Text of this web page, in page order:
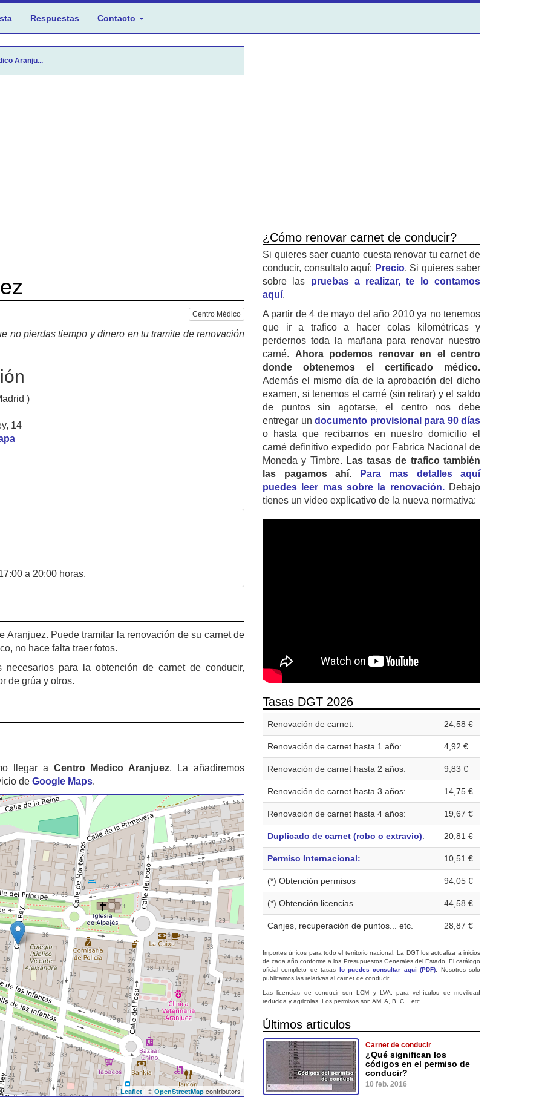
Respuestas Contacto
Aranju...
Centro Médico
no pierdas tiempo y dinero en tu tramite de renovación
)
14
a 20:00 horas.
Puede tramitar la renovación de su carnet de
no hace falta traer fotos.
para la obtención de carnet de conducir,
de grúa y otros.
llegar a Centro Medico Aranjuez. La añadiremos
de Google Maps.
Leaflet | © OpenStreetMap contributors
¿Cómo renovar carnet de conducir?
Si quieres saer cuanto cuesta renovar tu carnet de
conducir, consultalo aquí: Precio. Si quieres saber
sobre las pruebas a realizar, te lo contamos
aquí.
A partir de 4 de mayo del año 2010 ya no tenemos
que ir a trafico a hacer colas kilométricas y
perdernos toda la mañana para renovar nuestro
carné. Ahora podemos renovar en el centro
donde obtenemos el certificado médico.
Además el mismo día de la aprobación del dicho
examen, si tenemos el carné (sin retirar) y el saldo
de puntos sin agotarse, el centro nos debe
entregar un documento provisional para 90 días
o hasta que recibamos en nuestro domicilio el
carné definitivo expedido por Fabrica Nacional de
Moneda y Timbre. Las tasas de trafico también
las pagamos ahí.
Para mas detalles aquí
puedes leer mas sobre la renovación.Debajo
tienes un video explicativo de la nueva normativa:
Tasas DGT 2026
Renovación de carnet: 24,58 €
Renovación de carnet hasta 1 año: 4,92 €
Renovación de carnet hasta 2 años: 9,83 €
Renovación de carnet hasta 3 años: 14,75 €
Renovación de carnet hasta 4 años: 19,67 €
Duplicado de carnet (robo o extravio): 20,81 €
Permiso Internacional: 10,51 €
(*) Obtención permisos 94,05 €
(*) Obtención licencias 44,58 €
Canjes, recuperación de puntos... etc. 28,87 €
Importes únicos para todo el territorio nacional. La DGT los actualiza a inicios
de cada año conforme a los Presupuestos Generales del Estado. El catálogo
oficial completo de tasas lo puedes consultar aquí (PDF) . Nosotros solo
publicamos las relativas al carnet de conducir.
Las licencias de conducir son LCM y LVA, para vehículos de movilidad
reducida y agricolas. Los permisos son AM, A, B, C... etc.
Últimos articulos
Carnet de conducir
¿Qué significan los
códigos en el permiso de
conducir?
10 feb. 2016